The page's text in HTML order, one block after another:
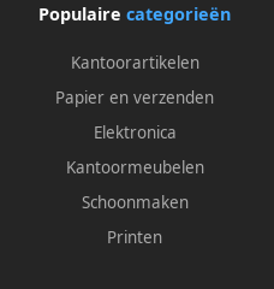
Populaire categorieën
Kantoorartikelen
Papier en verzenden
Elektronica
Kantoormeubelen
Schoonmaken
Printen